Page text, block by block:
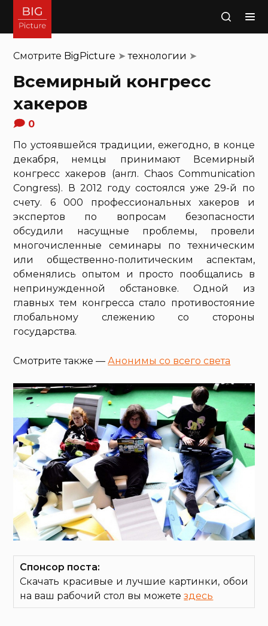
Поиск
Смотрите BigPicture ➤технологии ➤
Всемирный конгресс
хакеров
0
По устоявшейся традиции, ежегодно, в конце
декабря, немцы принимают Всемирный
конгресс хакеров (англ. Chaos Communication
Congress). В 2012 году состоялся уже 29-й по
счету. 6 000 профессиональных хакеров и
экспертов по вопросам безопасности
обсудили насущные проблемы, провели
многочисленные семинары по техническим
или общественно-политическим аспектам,
обменялись опытом и просто пообщались в
непринужденной обстановке. Одной из
главных тем конгресса стало противостояние
глобальному слежению со стороны
государства.
Смотрите также —Анонимы со всего света
Спонсор поста:
Скачать красивые и лучшие картинки, обои
на ваш рабочий стол вы можетездесь